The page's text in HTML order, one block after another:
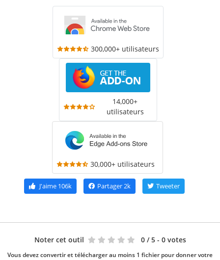
300,000+ utilisateurs
14,000+
utilisateurs
30,000+ utilisateurs
J'aime106k Partager2k Tweeter
Noter cet outil 0 / 5 - 0 votes
Vous devez convertir et télécharger au moins 1 fichier pour donner votre